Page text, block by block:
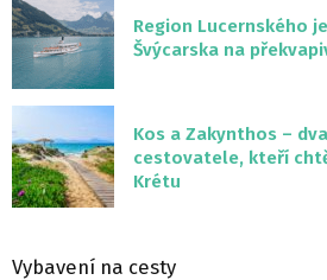
Region Lucernského
Švýcarska na
Kos a Zakynthos –
cestovatele, kteří
Krétu
Vybavení na cesty